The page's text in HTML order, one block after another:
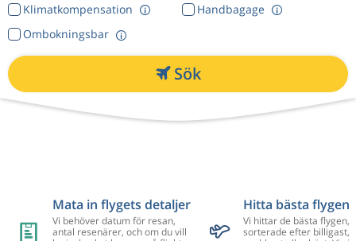
Klimatkompensation
Ombokningsbar
Handbagage
Sök
Mata in flygets detaljer
Vi behöver datum för resan,
antal resenärer, och om du vill
Hitta bästa flygen
Vi hittar de bästa flygen,
sorterade efter billigast,